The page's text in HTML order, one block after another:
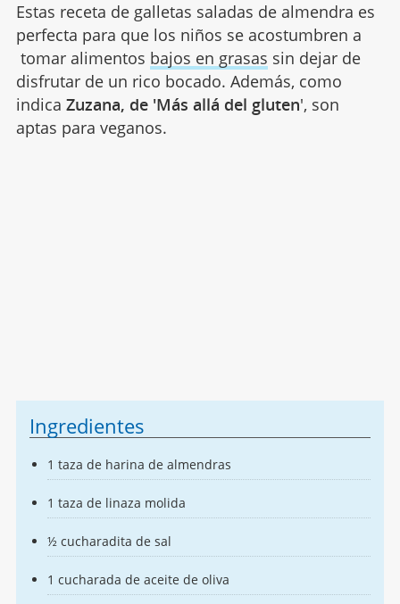
Estas receta de galletas saladas de almendra es
perfecta para que los niños se acostumbren a
tomar alimentos bajos en grasas sin dejar de
disfrutar de un rico bocado. Además, como
indica Zuzana, de 'Más allá del gluten', son
aptas para veganos.
Ingredientes
1 taza de harina de almendras
1 taza de linaza molida
½ cucharadita de sal
1 cucharada de aceite de oliva